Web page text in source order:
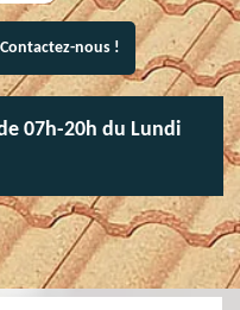
Contactez-nous !
07h-20h du Lundi